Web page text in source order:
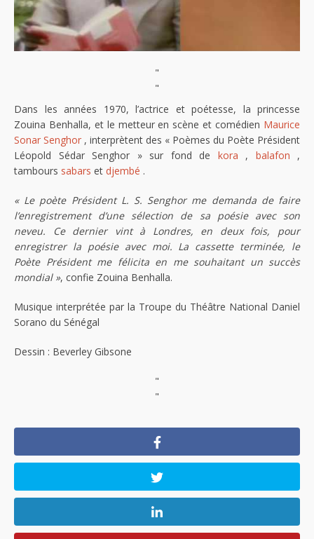
"
"
Dans les années 1970, l’actrice et poétesse, la princesse
Zouina Benhalla, et le metteur en scène et comédien Maurice
Sonar Senghor , interprètent des « Poèmes du Poète Président
Léopold Sédar Senghor » sur fond de kora , balafon ,
tambours sabars et djembé .
« Le poète Président L. S. Senghor me demanda de faire
l’enregistrement d’une sélection de sa poésie avec son
neveu. Ce dernier vint à Londres, en deux fois, pour
enregistrer la poésie avec moi. La cassette terminée, le
Poète Président me félicita en me souhaitant un succès
mondial », confie Zouina Benhalla.
Musique interprétée par la Troupe du Théâtre National Daniel
Sorano du Sénégal
Dessin : Beverley Gibsone
"
"